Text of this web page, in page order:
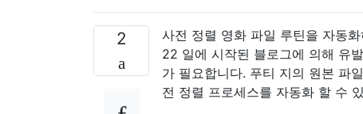
2
사전 정렬 영화 파일 루틴을 자동
22 일에 시작된 블로그에 의해 유
가 필요합니다. 푸티 지의 원본 파
전 정렬 프로세스를 자동화 할 수